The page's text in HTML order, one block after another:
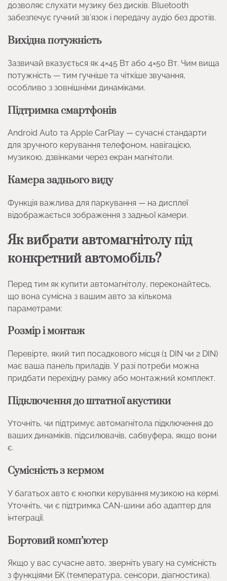
дозволяє слухати музику без дисків. Bluetooth
забезпечує гучний зв’язок і передачу аудіо без дротів.
Вихідна потужність
Зазвичай вказується як 4×45 Вт або 4×50 Вт. Чим вища
потужність — тим гучніше та чіткіше звучання,
особливо з зовнішніми динаміками.
Підтримка смартфонів
Android Auto та Apple CarPlay — сучасні стандарти
для зручного керування телефоном, навігацією,
музикою, дзвінками через екран магнітоли.
Камера заднього виду
Функція важлива для паркування — на дисплеї
відображається зображення з задньої камери.
Як вибрати автомагнітолу під
конкретний автомобіль?
Перед тим як купити автомагнітолу, переконайтесь,
що вона сумісна з вашим авто за кількома
параметрами:
Розмір і монтаж
Перевірте, який тип посадкового місця (1 DIN чи 2 DIN)
має ваша панель приладів. У разі потреби можна
придбати перехідну рамку або монтажний комплект.
Підключення до штатної акустики
Уточніть, чи підтримує автомагнітола підключення до
ваших динаміків, підсилювачів, сабвуфера, якщо вони
є.
Сумісність з кермом
У багатьох авто є кнопки керування музикою на кермі.
Уточніть, чи є підтримка CAN-шини або адаптер для
інтеграції.
Бортовий комп’ютер
Якщо у вас сучасне авто, зверніть увагу на сумісність
з функціями БК (температура, сенсори, діагностика).